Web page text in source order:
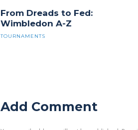
From Dreads to Fed:
Wimbledon A-Z
TOURNAMENTS
Add Comment